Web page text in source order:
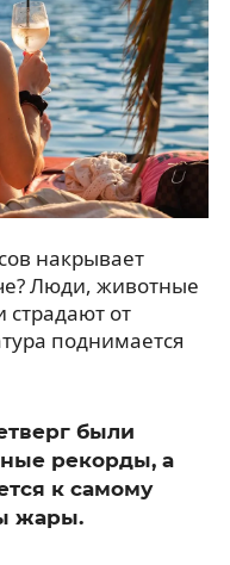
накрывает
Люди, животные
от
поднимается
были
рекорды, а
к самому
жары.